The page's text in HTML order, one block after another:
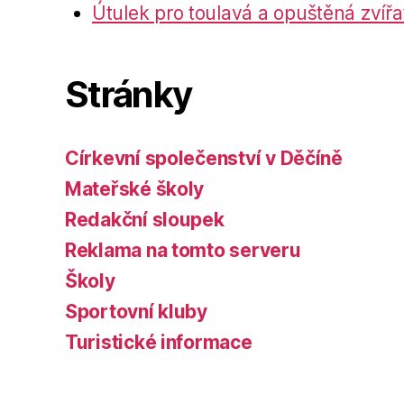
Útulek pro toulavá a opuštěná
Stránky
Církevní společenství v Děčíně
Mateřské školy
Redakční sloupek
Reklama na tomto serveru
Školy
Sportovní kluby
Turistické informace